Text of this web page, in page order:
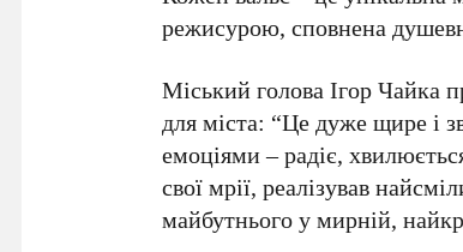
режисурою, сповнена
Міський голова Ігор Чайка
для міста: “Це дуже щире і
емоціями – радіє,
свої мрії, реалізував
майбутнього у мирній,